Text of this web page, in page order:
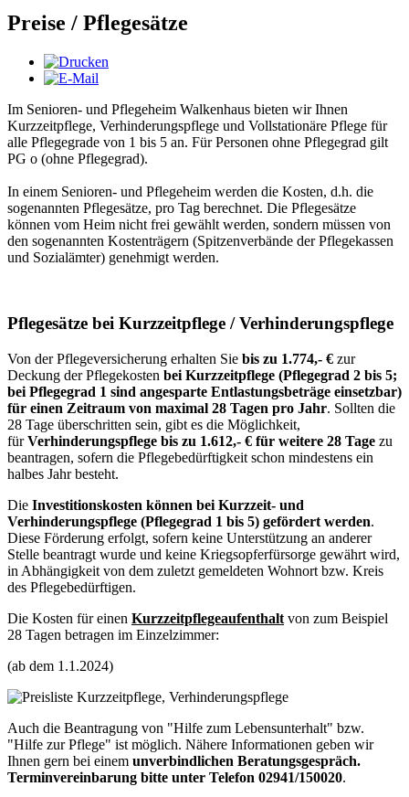
Preise / Pflegesätze
Im Senioren- und Pflegeheim Walkenhaus bieten wir Ihnen
Kurzzeitpflege, Verhinderungspflege und Vollstationäre Pflege für
alle Pflegegrade von 1 bis 5 an. Für Personen ohne Pflegegrad gilt
PG o (ohne Pflegegrad).
In einem Senioren- und Pflegeheim werden die Kosten, d.h. die
sogenannten Pflegesätze, pro Tag berechnet. Die Pflegesätze
können vom Heim nicht frei gewählt werden, sondern müssen von
den sogenannten Kostenträgern (Spitzenverbände der Pflegekassen
und Sozialämter) genehmigt werden.
Pflegesätze bei Kurzzeitpflege / Verhinderungspflege
Von der Pflegeversicherung erhalten Sie bis zu 1.774,- € zur
Deckung der Pflegekosten bei Kurzzeitpflege (Pflegegrad 2 bis 5;
bei Pflegegrad 1 sind angesparte Entlastungsbeträge einsetzbar)
für einen Zeitraum von maximal 28 Tagen pro Jahr. Sollten die
28 Tage überschritten sein, gibt es die Möglichkeit,
fürVerhinderungspflege bis zu 1.612,- € für weitere 28 Tage zu
beantragen, sofern die Pflegebedürftigkeit schon mindestens ein
halbes Jahr besteht.
Die Investitionskosten können bei Kurzzeit- und
Verhinderungspflege (Pflegegrad 1 bis 5) gefördert werden.
Diese Förderung erfolgt, sofern keine Unterstützung an anderer
Stelle beantragt wurde und keine Kriegsopferfürsorge gewährt wird,
in Abhängigkeit von dem zuletzt gemeldeten Wohnort bzw. Kreis
des Pflegebedürftigen.
Die Kosten für einen Kurzzeitpflegeaufenthalt von zum Beispiel
28 Tagen betragen im Einzelzimmer:
(ab dem 1.1.2024)
Auch die Beantragung von "Hilfe zum Lebensunterhalt" bzw.
"Hilfe zur Pflege" ist möglich. Nähere Informationen geben wir
Ihnen gern bei einem unverbindlichen Beratungsgespräch.
Terminvereinbarung bitte unter Telefon 02941/150020.